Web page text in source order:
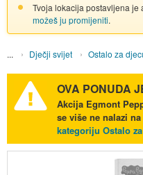
Tvoja lokacija postavljena je
možeš ju promijeniti.
Dječji svijet Ostalo za
OVA PONUDA
Akcija Egmont
se više ne nalazi na
kategoriju Ostalo